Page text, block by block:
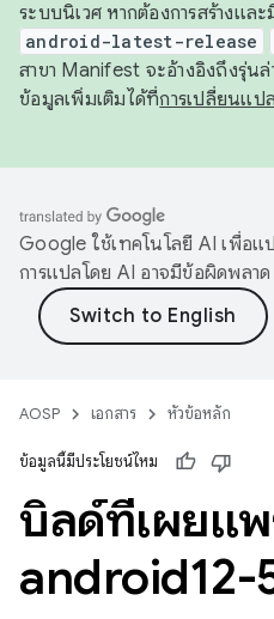
ระบบนิเวศ หากต้องการสร้างแล
android-latest-release
สาขา Manifest จะอ้างอิงถึงรุ่น
ข้อมูลเพิ่มเติมได้ที่การเปลี่ยนแป
Google ใช้เทคโนโลยี AI เพื่อ
การแปลโดย AI อาจมีข้อผิดพลาด
AOSP เอกสาร หัวข้อหลัก
ข้อมูลนี้มีประโยชน์ไหม
บิลด์ที่เผยแพ
android12-